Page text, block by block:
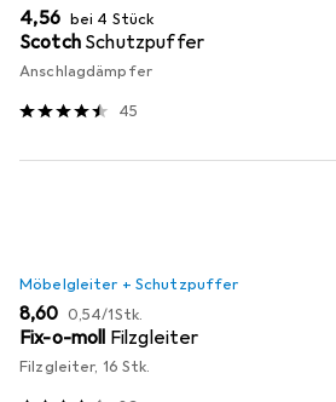
EUR
4,56 bei 4 Stück
Scotch Schutzpuffer
Anschlagdämpfer
45
Möbelgleiter + Schutzpuffer
EUR
8,60 EUR
0,54/1Stk.
Fix-o-moll Filzgleiter
Filzgleiter, 16 Stk.